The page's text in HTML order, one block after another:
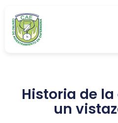
Historia de
un